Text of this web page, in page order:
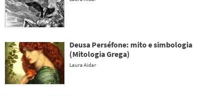
Deusa Perséfone: mito e simbologia
(Mitologia Grega)
Laura Aidar